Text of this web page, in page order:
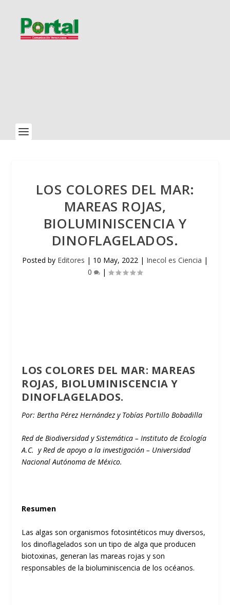
LOS COLORES DEL MAR:
MAREAS ROJAS,
BIOLUMINISCENCIA Y
DINOFLAGELADOS.
Posted by Editores | 10 May, 2022 | Inecol es Ciencia |
0
|
LOS COLORES DEL MAR: MAREAS
ROJAS, BIOLUMINISCENCIA Y
DINOFLAGELADOS.
Por: Bertha Pérez Hernández y Tobías Portillo Bobadilla
Red de Biodiversidad y Sistemática – Instituto de Ecología
A.C. y Red de apoyo a la investigación – Universidad
Nacional Autónoma de México.
Resumen
Las algas son organismos fotosintéticos muy diversos,
los dinoflagelados son un tipo de alga que producen
biotoxinas, generan las mareas rojas y son
responsables de la bioluminiscencia de los océanos.